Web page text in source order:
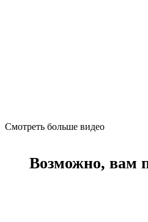
Смотреть больше видео
Возможно, вам